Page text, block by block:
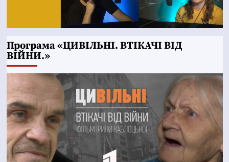
Програма «ЦИВІЛЬНІ. ВТІКАЧІ ВІД
ВІЙНИ.»